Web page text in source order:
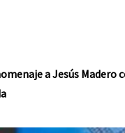
a Jesús Madero